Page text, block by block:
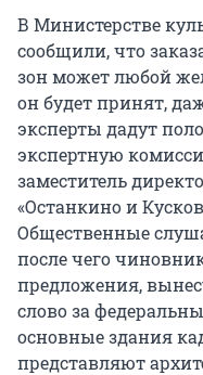
В Министерстве
сообщили, что
зон может любой
он будет принят,
эксперты дадут
экспертную
заместитель
«Останкино и
Общественные
после чего
предложения,
слово за
основные здания
представляют